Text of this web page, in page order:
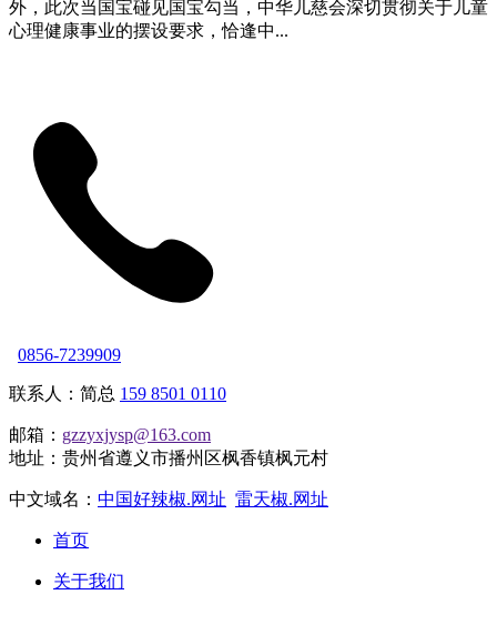
外，此次当国宝碰见国宝勾当，中华儿慈会深切贯彻关于儿童
心理健康事业的摆设要求，恰逢中...
0856-7239909
联系人：简总 159 8501 0110
邮箱： gzzyxjysp@163.com
地址：贵州省遵义市播州区枫香镇枫元村
中文域名： 中国好辣椒.网址 雷天椒.网址
首页
关于我们